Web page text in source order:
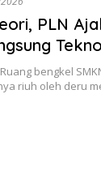
PLN
bengkel
riuh oleh deru